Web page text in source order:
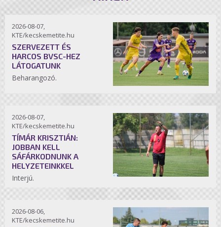
2026-08-07,
KTE/kecskemetite.hu
SZERVEZETT ÉS
HARCOS BVSC-HEZ
LÁTOGATUNK
Beharangozó.
2026-08-07,
KTE/kecskemetite.hu
TÍMÁR KRISZTIÁN:
JOBBAN KELL
SÁFÁRKODNUNK A
HELYZETEINKKEL
Interjú.
2026-08-06,
KTE/kecskemetite.hu